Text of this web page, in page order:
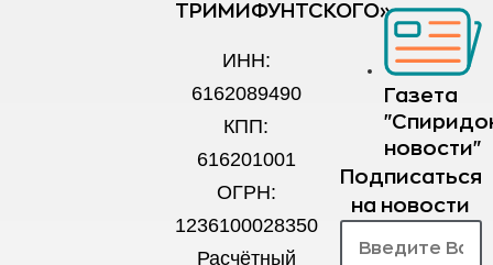
ТРИМИФУНТСКОГО»
ИНН:
6162089490
КПП:
616201001
ОГРН:
1236100028350
Расчётный
Газета
новости"
Подписаться
на новости